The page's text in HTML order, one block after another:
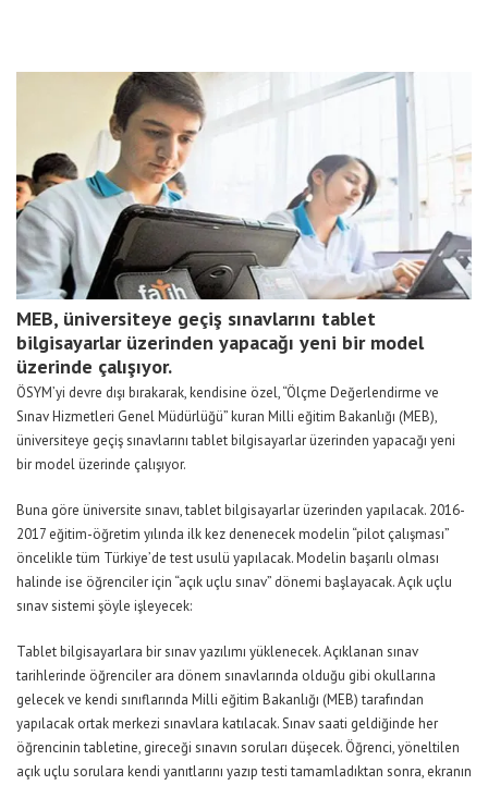
MEB, üniversiteye geçiş sınavlarını tablet
bilgisayarlar üzerinden yapacağı yeni bir model
üzerinde çalışıyor.
ÖSYM’yi devre dışı bırakarak, kendisine özel, “Ölçme Değerlendirme ve
Sınav Hizmetleri Genel Müdürlüğü” kuran Milli eğitim Bakanlığı (MEB),
üniversiteye geçiş sınavlarını tablet bilgisayarlar üzerinden yapacağı yeni
bir model üzerinde çalışıyor.
Buna göre üniversite sınavı, tablet bilgisayarlar üzerinden yapılacak. 2016-
2017 eğitim-öğretim yılında ilk kez denenecek modelin “pilot çalışması”
öncelikle tüm Türkiye’de test usulü yapılacak. Modelin başarılı olması
halinde ise öğrenciler için “açık uçlu sınav” dönemi başlayacak. Açık uçlu
sınav sistemi şöyle işleyecek:
Tablet bilgisayarlara bir sınav yazılımı yüklenecek. Açıklanan sınav
tarihlerinde öğrenciler ara dönem sınavlarında olduğu gibi okullarına
gelecek ve kendi sınıflarında Milli eğitim Bakanlığı (MEB) tarafından
yapılacak ortak merkezi sınavlara katılacak. Sınav saati geldiğinde her
öğrencinin tabletine, gireceği sınavın soruları düşecek. Öğrenci, yöneltilen
açık uçlu sorulara kendi yanıtlarını yazıp testi tamamladıktan sonra, ekranın